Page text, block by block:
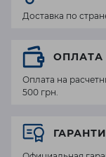
Доставка по
ОПЛАТА
Оплата на
500 грн.